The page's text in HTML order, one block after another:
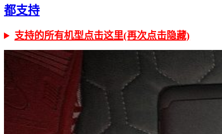
都支持
支持的所有机型点击这里(再次点击隐藏)